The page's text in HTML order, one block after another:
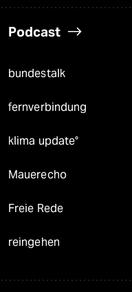
Podcast
bundestalk
fernverbindung
klima update°
Mauerecho
Freie Rede
reingehen